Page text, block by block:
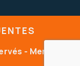
- Mentions